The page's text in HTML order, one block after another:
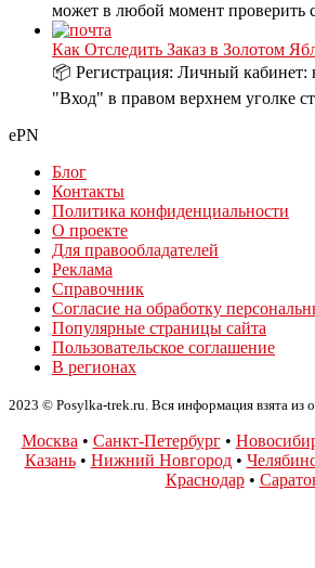
может в любой момент проверить
Как Отследить Заказ в Золотом
📦 Регистрация: Личный кабинет:
"Вход" в правом верхнем уголке
ePN
Блог
Контакты
Политика конфиденциальности
О проекте
Для правообладателей
Реклама
Справочник
Согласие на обработку
Популярные страницы сайта
Пользовательское соглашение
В регионах
2023 © Posylka-trek.ru. Вся информация взята из
Москва • Санкт-Петербург•
Казань• Нижний Новгород•
Краснодар•